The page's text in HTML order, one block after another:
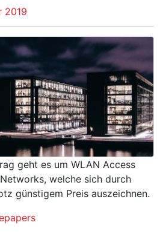
2019
geht es um WLAN Access
welche sich durch
günstigem Preis auszeichnen.